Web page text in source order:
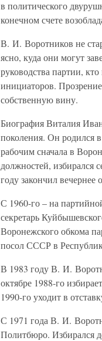
в политического
конечном счете
В. И. Воротников не
ясно, куда они могут
руководства партии,
инициаторов.
собственную вину.
Биография Виталия
поколения. Он родился
рабочим сначала в
должностей, избирался
году закончил вечернее
С 1960-го – на
секретарь
Воронежского обкома
посол СССР в
В 1983 году В. И.
октябре 1988-го
1990-го уходит в
С 1971 года В. И.
Политбюро. Избирался